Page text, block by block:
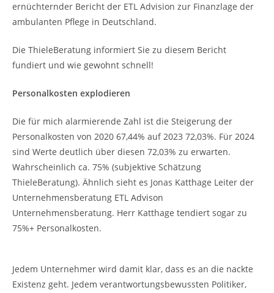
ernüchternder Bericht der ETL Advision zur Finanzlage der
ambulanten Pflege in Deutschland.
Die ThieleBeratung informiert Sie zu diesem Bericht
fundiert und wie gewohnt schnell!
Personalkosten explodieren
Die für mich alarmierende Zahl ist die Steigerung der
Personalkosten von 2020 67,44% auf 2023 72,03%. Für 2024
sind Werte deutlich über diesen 72,03% zu erwarten.
Wahrscheinlich ca. 75% (subjektive Schätzung
ThieleBeratung). Ähnlich sieht es Jonas Katthage Leiter der
Unternehmensberatung ETL Advison
Unternehmensberatung. Herr Katthage tendiert sogar zu
75%+ Personalkosten.
Jedem Unternehmer wird damit klar, dass es an die nackte
Existenz geht. Jedem verantwortungsbewussten Politiker,